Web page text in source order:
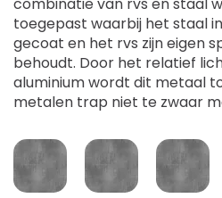
toegepast waarbij het staal
gecoat en het rvs zijn eigen
behoudt. Door het relatief
aluminium wordt dit metaal
metalen trap niet te zwaar